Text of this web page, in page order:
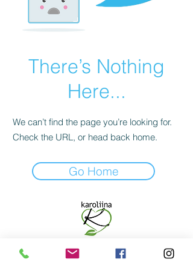
There’s Nothing
Here...
We can’t find the page you’re looking for.
Check the URL, or head back home.
Go Home
VERKKOKAUPPA